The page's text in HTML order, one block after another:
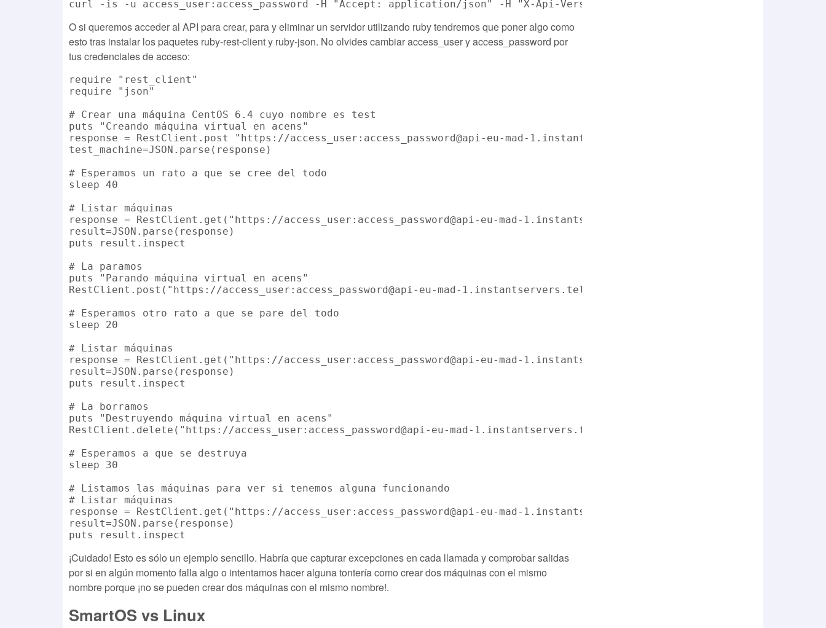
O si queremos acceder al API para crear, para y eliminar un servidor utilizando ruby tendremos que poner algo como
esto tras instalar los paquetes ruby-rest-client y ruby-json. No olvides cambiar access_user y access_password por
tus credenciales de acceso:
require "rest_client"
require "json"
# Crear una máquina CentOS 6.4 cuyo nombre es test
puts "Creando máquina virtual en acens"
response = RestClient.post "https://access_user:access_password@api-eu-mad-1.instantservers.telefonica.com/my/
test_machine=JSON.parse(response)
# Esperamos un rato a que se cree del todo
sleep 40
# Listar máquinas
response = RestClient.get("https://access_user:access_password@api-eu-mad-1.instantservers.telefonica.com/my/
result=JSON.parse(response)
puts result.inspect
# La paramos
puts "Parando máquina virtual en acens"
RestClient.post("https://access_user:access_password@api-eu-mad-1.instantservers.telefonica.com/my/machines/
# Esperamos otro rato a que se pare del todo
sleep 20
# Listar máquinas
response = RestClient.get("https://access_user:access_password@api-eu-mad-1.instantservers.telefonica.com/my/
result=JSON.parse(response)
puts result.inspect
# La borramos
puts "Destruyendo máquina virtual en acens"
RestClient.delete("https://access_user:access_password@api-eu-mad-1.instantservers.telefonica.com/my/machines/
# Esperamos a que se destruya
sleep 30
# Listamos las máquinas para ver si tenemos alguna funcionando
# Listar máquinas
response = RestClient.get("https://access_user:access_password@api-eu-mad-1.instantservers.telefonica.com/my/
result=JSON.parse(response)
¡Cuidado! Esto es sólo un ejemplo sencillo. Habría que capturar excepciones en cada llamada y comprobar salidas
por si en algún momento falla algo o intentamos hacer alguna tontería como crear dos máquinas con el mismo
nombre porque ¡no se pueden crear dos máquinas con el mismo nombre!.
SmartOS vs Linux